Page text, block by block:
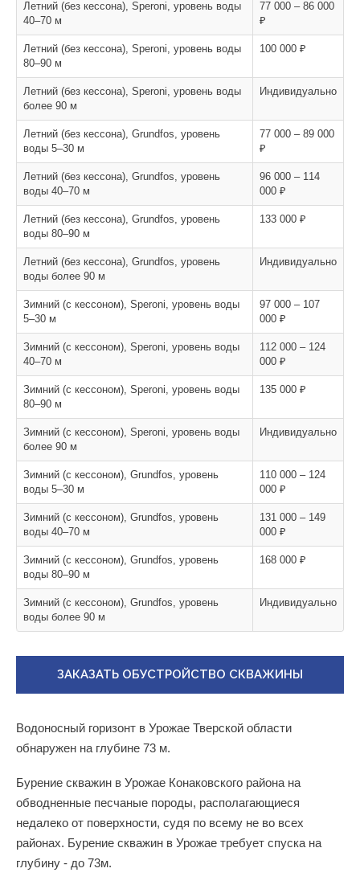
Летний (без кессона), Speroni, уровень воды
40–70 м
77 000 – 86 000
₽
Летний (без кессона), Speroni, уровень воды
80–90 м
100 000 ₽
Летний (без кессона), Speroni, уровень воды
более 90 м
Индивидуально
Летний (без кессона), Grundfos, уровень
воды 5–30 м
77 000 – 89 000
₽
Летний (без кессона), Grundfos, уровень
воды 40–70 м
96 000 – 114
000 ₽
Летний (без кессона), Grundfos, уровень
воды 80–90 м
133 000 ₽
Летний (без кессона), Grundfos, уровень
воды более 90 м
Индивидуально
Зимний (с кессоном), Speroni, уровень воды
5–30 м
97 000 – 107
000 ₽
Зимний (с кессоном), Speroni, уровень воды
40–70 м
112 000 – 124
000 ₽
Зимний (с кессоном), Speroni, уровень воды
80–90 м
135 000 ₽
Зимний (с кессоном), Speroni, уровень воды
более 90 м
Индивидуально
Зимний (с кессоном), Grundfos, уровень
воды 5–30 м
110 000 – 124
000 ₽
Зимний (с кессоном), Grundfos, уровень
воды 40–70 м
131 000 – 149
000 ₽
Зимний (с кессоном), Grundfos, уровень
воды 80–90 м
168 000 ₽
Зимний (с кессоном), Grundfos, уровень
воды более 90 м
Индивидуально
ЗАКАЗАТЬ ОБУСТРОЙСТВО СКВАЖИНЫ
Водоносный горизонт в Урожае Тверской области
обнаружен на глубине 73 м.
Бурение скважин в Урожае Конаковского района на
обводненные песчаные породы, располагающиеся
недалеко от поверхности, судя по всему не во всех
районах. Бурение скважин в Урожае требует спуска на
глубину - до 73м.